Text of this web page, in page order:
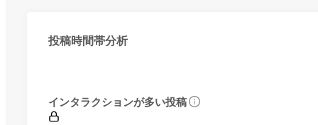
投稿時間帯分析
インタラクションが多い投稿